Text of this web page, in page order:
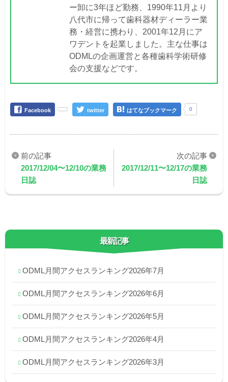
ー卸に3年ほど勤務、1990年11月より
八代市に帰って歯科器材ディーラー業
務・経営に携わり、2001年12月にア
ワデントを起業しました。主な仕事は
ODMLの企画運営と各種歯科学術研修
会の支援などです。
Facebook twitter はてなブックマーク 0
2017/12/04〜12/10の業務
日誌
2017/12/11〜12/17の業務
日誌
最新記事
ODML月間アクセスランキング2026年7月
ODML月間アクセスランキング2026年6月
ODML月間アクセスランキング2026年5月
ODML月間アクセスランキング2026年4月
ODML月間アクセスランキング2026年3月